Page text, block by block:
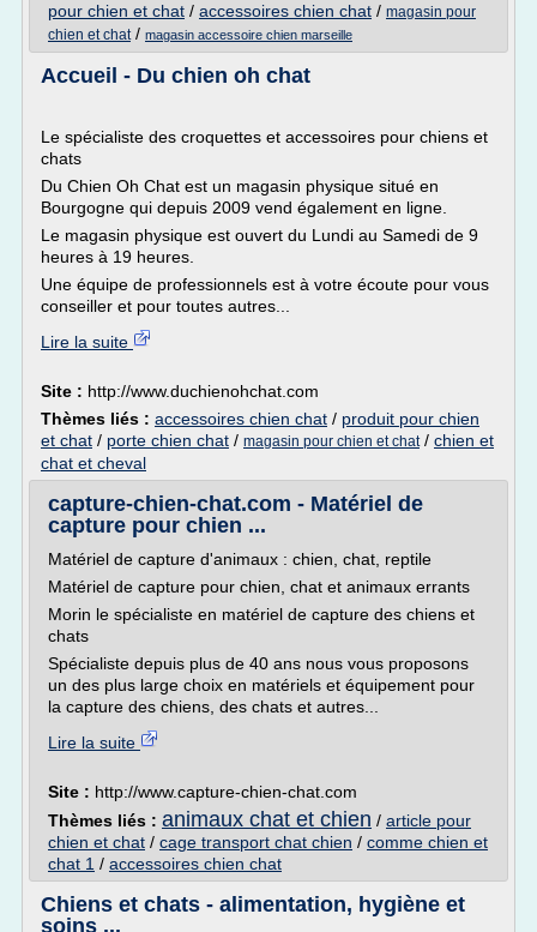
pour chien et chat / accessoires chien chat / magasin pour
chien et chat/ magasin accessoire chien marseille
Accueil - Du chien oh chat
Le spécialiste des croquettes et accessoires pour chiens et
chats
Du Chien Oh Chat est un magasin physique situé en
Bourgogne qui depuis 2009 vend également en ligne.
Le magasin physique est ouvert du Lundi au Samedi de 9
heures à 19 heures.
Une équipe de professionnels est à votre écoute pour vous
conseiller et pour toutes autres...
Lire la suite
Site : http://www.duchienohchat.com
Thèmes liés : accessoires chien chat / produit pour chien
et chat / porte chien chat / magasin pour chien et chat/ chien et
chat et cheval
capture-chien-chat.com - Matériel de
capture pour chien ...
Matériel de capture d'animaux : chien, chat, reptile
Matériel de capture pour chien, chat et animaux errants
Morin le spécialiste en matériel de capture des chiens et
chats
Spécialiste depuis plus de 40 ans nous vous proposons
un des plus large choix en matériels et équipement pour
la capture des chiens, des chats et autres...
Lire la suite
Site : http://www.capture-chien-chat.com
Thèmes liés : animaux chat et chien / article pour
chien et chat / cage transport chat chien / comme chien et
chat 1 / accessoires chien chat
Chiens et chats - alimentation, hygiène et
soins ...